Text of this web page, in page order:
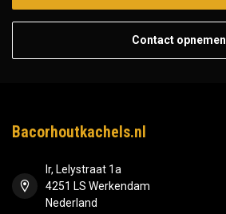
Contact opnemen
Bacorhoutkachels.nl
Ir, Lelystraat 1a
4251 LS Werkendam
Nederland